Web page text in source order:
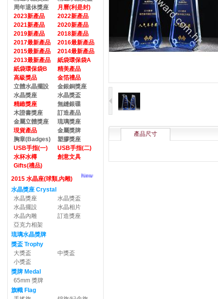
周年退休獎座
月曆(利是封)
2023新產品
2022新產品
2021新產品
2020新產品
2019新產品
2018新產品
2017最新產品
2016最新產品
2015最新產品
2014最新產品
2013最新產品
紙袋環保袋A
紙袋環保袋B
精美產品
高級獎品
金箔禮品
立體水晶擺設
金銀銅獎座
水晶獎座
水晶獎盃
精緻獎座
無縫銀碟
木證書獎座
訂造產品
金屬立體獎座
琉璃獎座
現貨產品
金屬獎牌
胸章(Badges)
塑膠獎座
USB手指(一)
USB手指(二)
水杯水樽
創意文具
Gifts(禮品)
2015 水晶座(球類,內雕)
New
水晶獎座 Crystal
水晶獎座
水晶獎盃
水晶擺設
水晶相片
水晶內雕
訂造獎座
亞克力相架
琉璃水晶獎牌
獎盃 Trophy
大獎盃
中獎盃
小獎盃
獎牌 Medal
65mm 獎牌
旗幟 Flag
產品尺寸